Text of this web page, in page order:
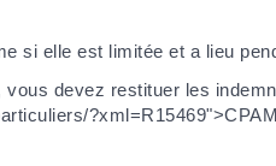
si elle est limitée et a lieu
devez restituer les